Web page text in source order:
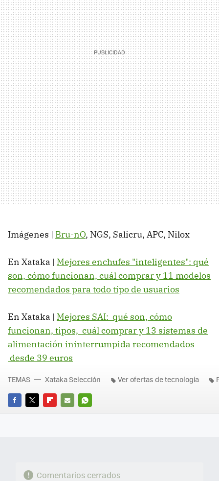
Imágenes | Bru-nO, NGS, Salicru, APC, Nilox
En Xataka | Mejores enchufes "inteligentes": qué
son, cómo funcionan, cuál comprar y 11 modelos
recomendados para todo tipo de usuarios
En Xataka | Mejores SAI: qué son, cómo
funcionan, tipos, cuál comprar y 13 sistemas de
alimentación ininterrumpida recomendados
desde 39 euros
FACEBOOK
TWITTERFLIPBOARD
E-
WHATSAPP
TEMAS Xataka Selección Ver ofertas de tecnología
Comentarios cerrados